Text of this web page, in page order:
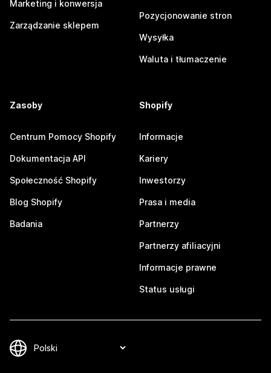
Marketing i konwersja
Zarządzanie sklepem
Pozycjonowanie stron
Wysyłka
Waluta i tłumaczenie
Zasoby
Centrum Pomocy Shopify
Dokumentacja API
Społeczność Shopify
Blog Shopify
Badania
Shopify
Informacje
Kariery
Inwestorzy
Prasa i media
Partnerzy
Partnerzy afiliacyjni
Informacje prawne
Status usługi